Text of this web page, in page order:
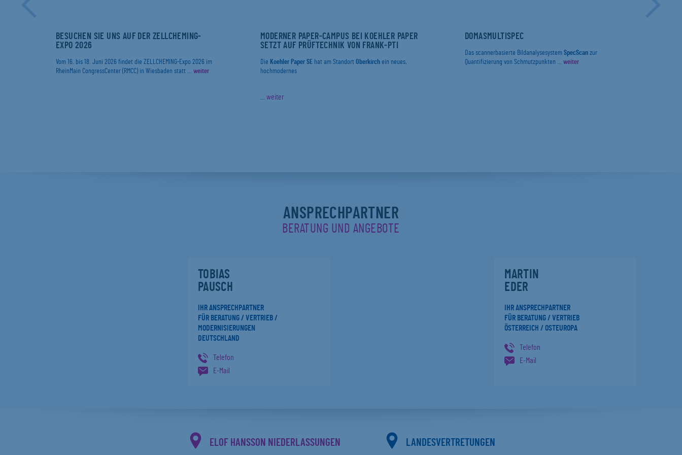
BESUCHEN SIE UNS AUF DER ZELLCHEMING-
EXPO 2026
Vom 16. bis 18. Juni 2026 findet die ZELLCHEMING-Expo 2026 im
RheinMain CongressCenter (RMCC) in Wiesbaden statt ... weiter
MODERNER PAPER-CAMPUS BEI KOEHLER PAPER
SETZT AUF PRÜFTECHNIK VON FRANK-PTI
Die Koehler Paper SE hat am Standort Oberkirch ein neues,
hochmodernes
... weiter
DOMASMULTISPEC
Das scannerbasierte Bildanalysesystem SpecScan zur
Quantifizierung von Schmutzpunkten ... weiter
ANSPRECHPARTNER
BERATUNG UND ANGEBOTE
TOBIAS
PAUSCH
IHR ANSPRECHPARTNER
FÜR BERATUNG / VERTRIEB /
MODERNISIERUNGEN
DEUTSCHLAND
Telefon
E-Mail
MARTIN
EDER
IHR ANSPRECHPARTNER
FÜR BERATUNG / VERTRIEB
ÖSTERREICH / OSTEUROPA
Telefon
E-Mail
ELOF HANSSON NIEDERLASSUNGEN LANDESVERTRETUNGEN